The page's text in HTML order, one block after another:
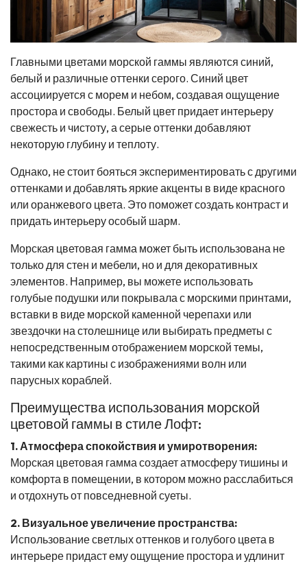
Главными цветами морской гаммы являются синий,
белый и различные оттенки серого. Синий цвет
ассоциируется с морем и небом, создавая ощущение
простора и свободы. Белый цвет придает интерьеру
свежесть и чистоту, а серые оттенки добавляют
некоторую глубину и теплоту.
Однако, не стоит бояться экспериментировать с другими
оттенками и добавлять яркие акценты в виде красного
или оранжевого цвета. Это поможет создать контраст и
придать интерьеру особый шарм.
Морская цветовая гамма может быть использована не
только для стен и мебели, но и для декоративных
элементов. Например, вы можете использовать
голубые подушки или покрывала с морскими принтами,
вставки в виде морской каменной черепахи или
звездочки на столешнице или выбирать предметы с
непосредственным отображением морской темы,
такими как картины с изображениями волн или
парусных кораблей.
Преимущества использования морской
цветовой гаммы в стиле Лофт:
1. Атмосфера спокойствия и умиротворения:
Морская цветовая гамма создает атмосферу тишины и
комфорта в помещении, в котором можно расслабиться
и отдохнуть от повседневной суеты.
2. Визуальное увеличение пространства:
Использование светлых оттенков и голубого цвета в
интерьере придаст ему ощущение простора и удлинит